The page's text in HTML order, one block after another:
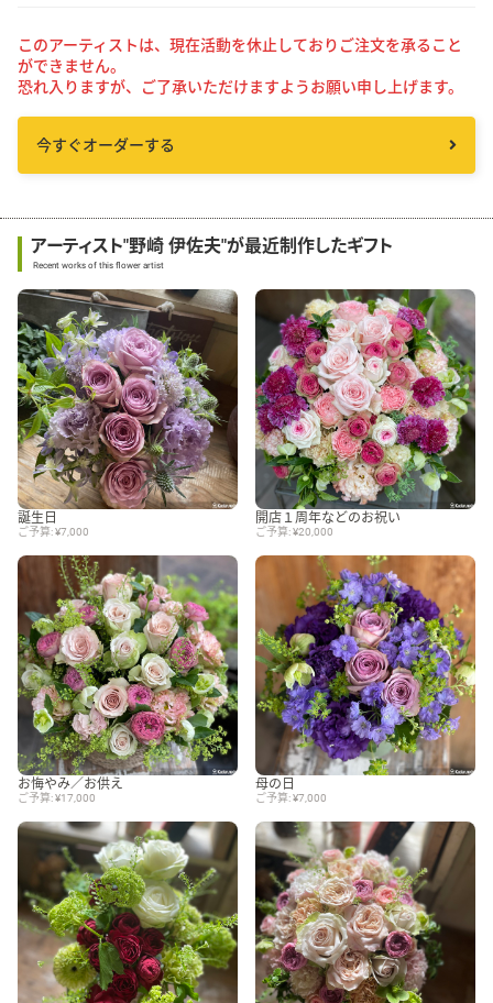
このアーティストは、現在活動を休止しておりご注文を承ること
ができません。
恐れ入りますが、ご了承いただけますようお願い申し上げます。
今すぐオーダーする
アーティスト"野崎 伊佐夫"が最近制作したギフト
Recent works of this flower artist
誕生日
ご予算: ¥7,000
開店１周年などのお祝い
ご予算: ¥20,000
お悔やみ／お供え
ご予算: ¥17,000
母の日
ご予算: ¥7,000